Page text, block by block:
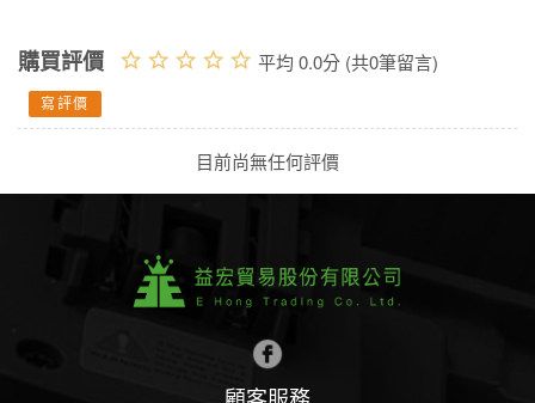
購買評價 平均 0.0分 (共0筆留言)
寫評價
目前尚無任何評價
顧客服務